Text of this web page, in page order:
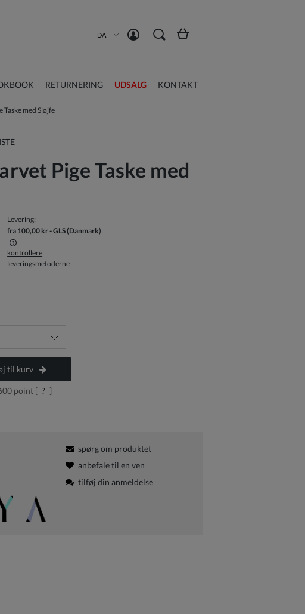
DA
RETURNERING UDSALG KONTAKT
Taske med Sløjfe
Pige Taske med
Levering:
fra 100,00 kr- GLS(Danmark)
kontrollere
leveringsmetoderne
til kurv
point [ ? ]
spørg om produktet
anbefale til en ven
tilføj din anmeldelse